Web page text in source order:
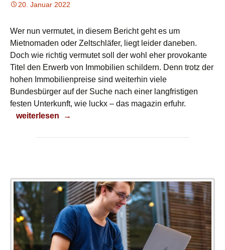
20. Januar 2022
Wer nun vermutet, in diesem Bericht geht es um
Mietnomaden oder Zeltschläfer, liegt leider daneben.
Doch wie richtig vermutet soll der wohl eher provokante
Titel den Erwerb von Immobilien schildern. Denn trotz der
hohen Immobilienpreise sind weiterhin viele
Bundesbürger auf der Suche nach einer langfristigen
festen Unterkunft, wie luckx – das magazin erfuhr.
Keine Miete mehr zahlen
weiterlesen →